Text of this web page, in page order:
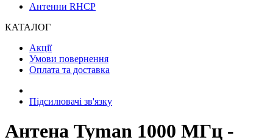
Антенни RHCP
КАТАЛОГ
Акції
Умови повернення
Оплата та доставка
Підсилювачі зв'язку
Антена Tyman 1000 МГц -